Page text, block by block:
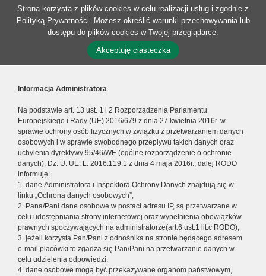
Strona korzysta z plików cookies w celu realizacji usług i zgodnie z
Polityką Prywatności. Możesz określić warunki przechowywania lub
dostępu do plików cookies w Twojej przeglądarce.
Akceptuję ciasteczka
Informacja Administratora
Na podstawie art. 13 ust. 1 i 2 Rozporządzenia Parlamentu
Europejskiego i Rady (UE) 2016/679 z dnia 27 kwietnia 2016r. w
sprawie ochrony osób fizycznych w związku z przetwarzaniem danych
osobowych i w sprawie swobodnego przepływu takich danych oraz
uchylenia dyrektywy 95/46/WE (ogólne rozporządzenie o ochronie
danych), Dz. U. UE. L. 2016.119.1 z dnia 4 maja 2016r., dalej RODO
informuję:
1. dane Administratora i Inspektora Ochrony Danych znajdują się w
linku „Ochrona danych osobowych”,
2. Pana/Pani dane osobowe w postaci adresu IP, są przetwarzane w
celu udostępniania strony internetowej oraz wypełnienia obowiązków
prawnych spoczywających na administratorze(art.6 ust.1 lit.c RODO),
3. jeżeli korzysta Pan/Pani z odnośnika na stronie będącego adresem
e-mail placówki to zgadza się Pan/Pani na przetwarzanie danych w
celu udzielenia odpowiedzi,
4. dane osobowe mogą być przekazywane organom państwowym,